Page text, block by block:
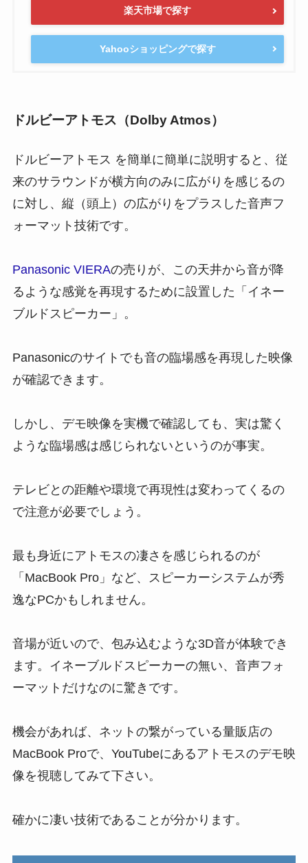
楽天市場で探す
Yahooショッピングで探す
ドルビーアトモス（Dolby Atmos）
ドルビーアトモス を簡単に簡単に説明すると、従
来のサラウンドが横方向のみに広がりを感じるの
に対し、縦（頭上）の広がりをプラスした音声フ
ォーマット技術です。
Panasonic VIERAの売りが、この天井から音が降
るような感覚を再現するために設置した「イネー
ブルドスピーカー」。
Panasonicのサイトでも音の臨場感を再現した映像
が確認できます。
しかし、デモ映像を実機で確認しても、実は驚く
ような臨場感は感じられないというのが事実。
テレビとの距離や環境で再現性は変わってくるの
で注意が必要でしょう。
最も身近にアトモスの凄さを感じられるのが
「MacBook Pro」など、スピーカーシステムが秀
逸なPCかもしれません。
音場が近いので、包み込むような3D音が体験でき
ます。イネーブルドスピーカーの無い、音声フォ
ーマットだけなのに驚きです。
機会があれば、ネットの繋がっている量販店の
MacBook Proで、YouTubeにあるアトモスのデモ映
像を視聴してみて下さい。
確かに凄い技術であることが分かります。